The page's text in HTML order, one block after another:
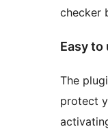
checker
Easy to
The
protect